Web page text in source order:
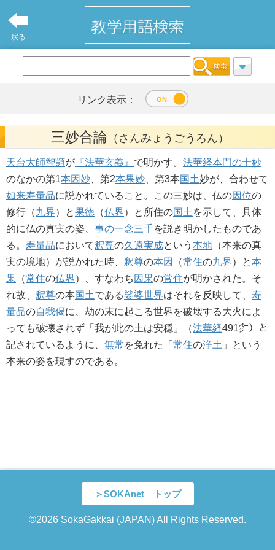
戻る
リンク表示：
三妙合論 （さんみょうごうろん）
天台大師智顗が 『法華玄義』 で明かす。 法華経本門の十妙
のなかの第1本因妙 、第2本果妙 、第3本国土妙が、合わせて
如来寿量品に説かれていること。この三妙は、仏の因位の
修行（九界）と果徳 （仏界）と所住の国土 を示して、具体
的に仏の真実の姿、 事の一念三千を説き明かしたものであ
る。 寿量品において釈尊の久遠実成という 本地 （本来の真
実の境地）が説かれた時、 釈尊の本因 （常住の九界）と本
果 （常住の仏界）、すなわち 因果の常住が明かされた。そ
れ故、 釈尊の本国土である娑婆世界はそれを反映して、 寿
量品の自我偈に、劫の末に起こる世界を破壊する大火によ
っても破壊されず「我が此の土は安穏」（法華経491㌻）と
記されているように、 無常 を免れた「 常住の浄土 」という
本来の姿を現すのである。
＞SOKAnet トップ
©2026 SokaGakkai (JAPAN) All Rights Reserved.